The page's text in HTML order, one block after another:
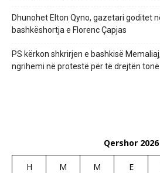
Dhunohet Elton Qyno, gazetari goditet
bashkëshortja e Florenc Çapjas
PS kërkon shkrirjen e bashkisë
ngrihemi në protestë për të drejtën tonë
Qershor 2026
H M M E